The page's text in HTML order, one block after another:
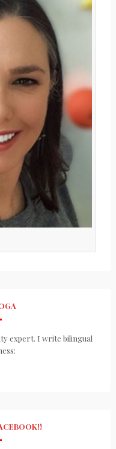
expert. I write bilingual